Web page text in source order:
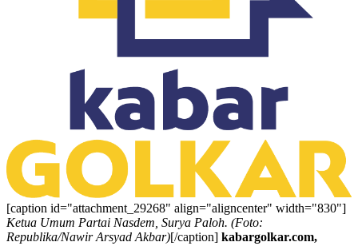
[caption id="attachment_29268" align="aligncenter" width="830"]
Ketua Umum Partai Nasdem, Surya Paloh. (Foto:
Republika/Nawir Arsyad Akbar)[/caption] kabargolkar.com,